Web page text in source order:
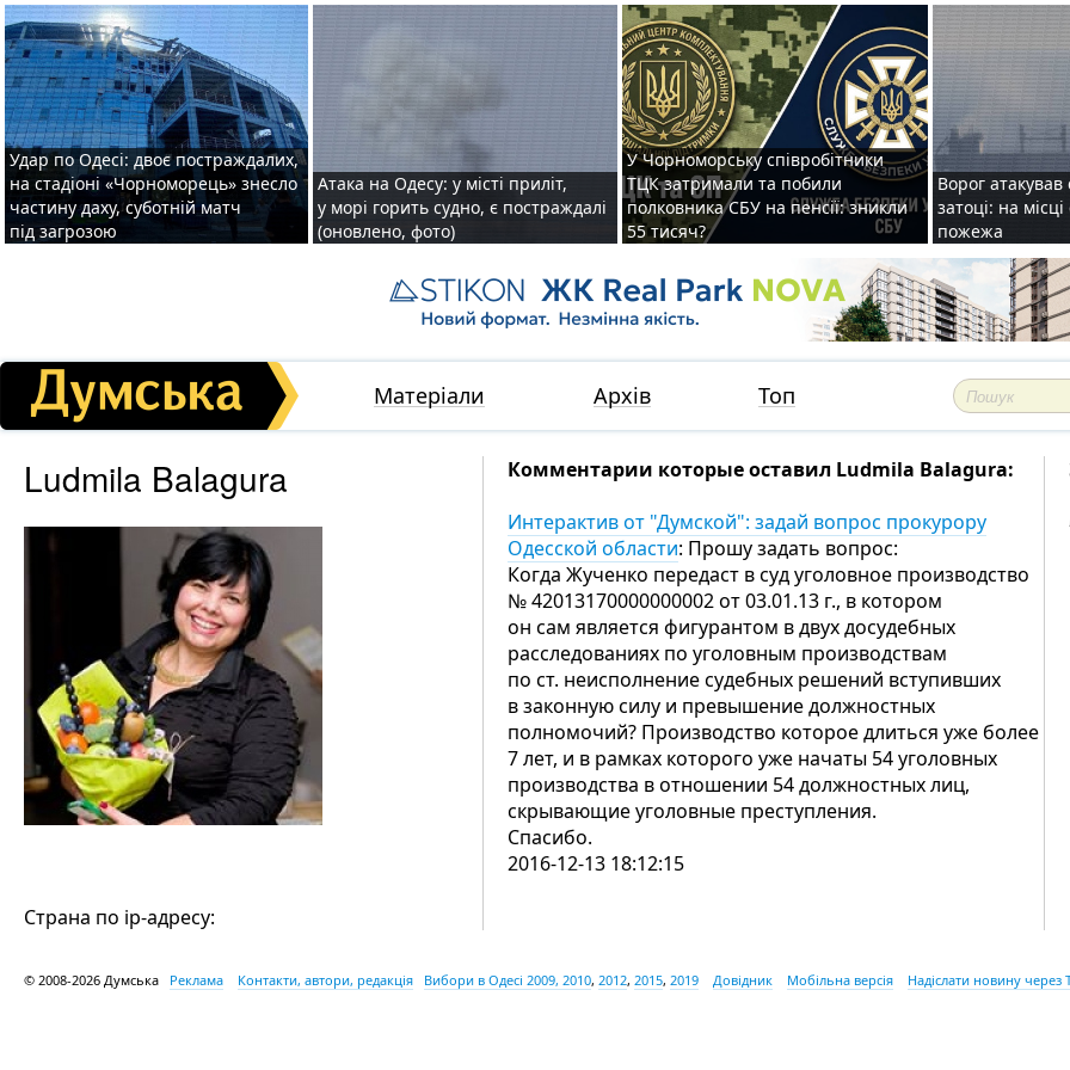
Удар по Одесі: двоє постраждалих,
на стадіоні «Чорноморець» знесло
частину даху, суботній матч
під загрозою
Атака на Одесу: у місті приліт,
у морі горить судно, є постраждалі
(оновлено, фото)
У Чорноморську співробітники
ТЦК затримали та побили
полковника СБУ на пенсії: зникли
55 тисяч?
Ворог атакував
затоці: на
пожежа
Матеріали Архів Топ
Ludmila Balagura
Страна по ip-адресу:
Комментарии которые оставил Ludmila Balagura:
Интерактив от "Думской": задай вопрос прокурору
Одесской области: Прошу задать вопрос:
Когда Жученко передаст в суд уголовное производство
№ 42013170000000002 от 03.01.13 г., в котором
он сам является фигурантом в двух досудебных
расследованиях по уголовным производствам
по ст. неисполнение судебных решений вступивших
в законную силу и превышение должностных
полномочий? Производство которое длиться уже более
7 лет, и в рамках которого уже начаты 54 уголовных
производства в отношении 54 должностных лиц,
скрывающие уголовные преступления.
Спасибо.
2016-12-13 18:12:15
© 2008-2026 Думська Реклама Контакти, автори, редакція Вибори в Одесі 2009, 2010, 2012, 2015, 2019 Довідник Мобільна версія Надіслати новину через